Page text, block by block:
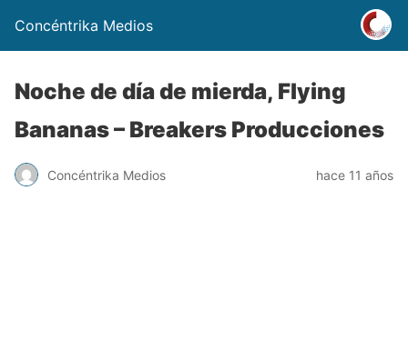
Concéntrika Medios
Noche de día de mierda, Flying
Bananas – Breakers Producciones
Concéntrika Medios hace 11 años